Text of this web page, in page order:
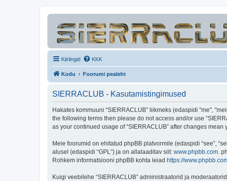
Kiirlingid KKK
Kodu Foorumi pealeht
SIERRACLUB - Kasutamistingimused
Hakates kommuuni “SIERRACLUB” liikmeks (edaspidi "me",
the following terms then please do not access and/or use
as your continued usage of “SIERRACLUB” after changes
Meie foorumid on ehitatud phpBB platvormile (edaspidi “see”,
alusel (edaspidi “GPL”) ja on allalaaditav siit: www.phpbb.com.
Rohkem informatsiooni phpBB kohta leiad https://
Kuigi veebilehe “SIERRACLUB” administraatorid ja